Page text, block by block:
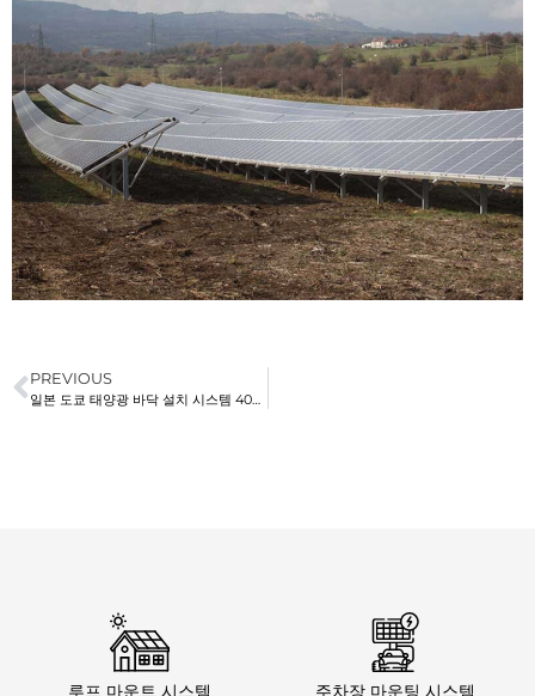
PREVIOUS
일본 도쿄 태양광 바닥 설치 시스템 400KW
루프 마운트 시스템 주차장 마운팅 시스템